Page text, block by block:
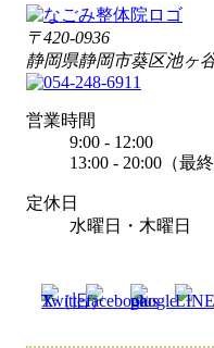
〒420-0936
静岡県静岡市葵区池ヶ
営業時間
9:00 - 12:00
13:00 - 20:00（最終
定休日
水曜日・木曜日